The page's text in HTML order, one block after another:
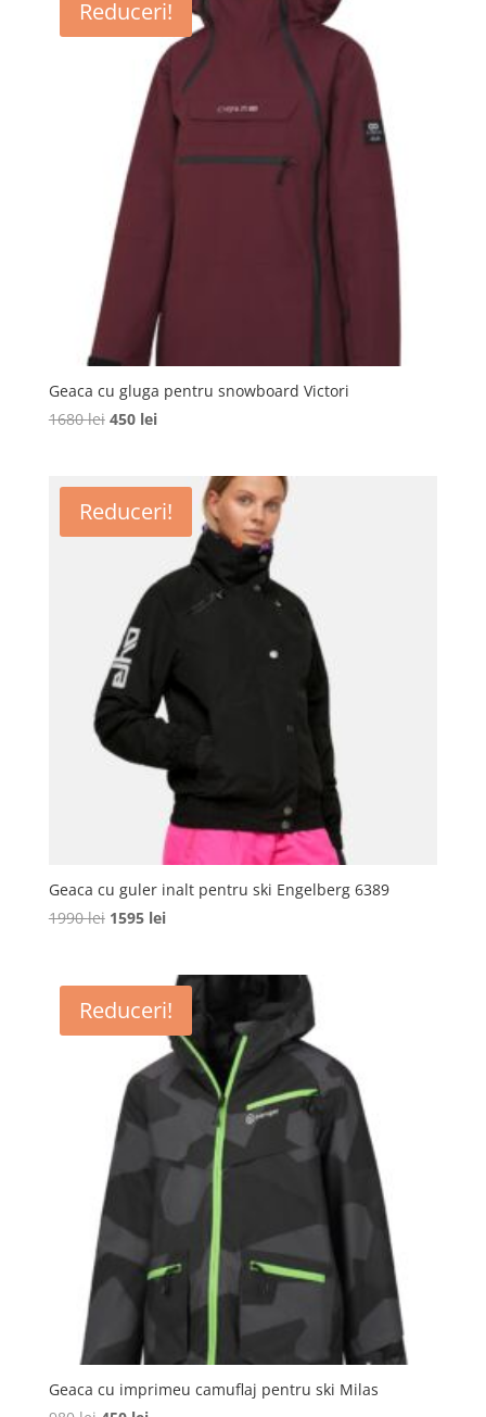
949 lei.
Reduceri!
Geaca cu gluga pentru snowboard Victori
1680lei Prețul
fost:
1680 lei.
450 leiPrețul
450 lei.
Reduceri!
Geaca cu guler inalt pentru ski Engelberg 6389
1990lei Prețul
fost:
1990 lei.
1595 leiPrețul
1595 lei.
Reduceri!
Geaca cu imprimeu camuflaj pentru ski Milas